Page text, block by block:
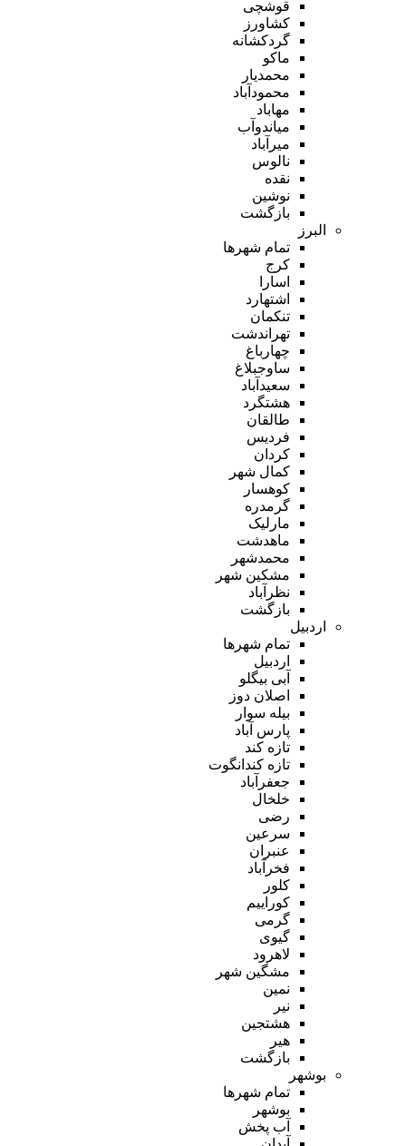
قوشچی
کشاورز
گردکشانه
ماکو
محمدیار
محمودآباد
مهاباد
میاندوآب
میرآباد
نالوس
نقده
نوشین
بازگشت
البرز
تمام شهر‌ها
کرج
اسارا
اشتهارد
تنکمان
تهراندشت
چهارباغ
ساوجبلاغ
سعیدآباد
هشتگرد
طالقان
فردیس
کردان
کمال شهر
کوهسار
گرمدره
مارلیک
ماهدشت
محمدشهر
مشکین شهر
نظرآباد
بازگشت
اردبیل
تمام شهر‌ها
اردبیل
آبی بیگلو
اصلان دوز
بیله سوار
پارس آباد
تازه کند
تازه کندانگوت
جعفرآباد
خلخال
رضی
سرعین
عنبران
فخرآباد
کلور
کوراییم
گرمی
گیوی
لاهرود
مشگین شهر
نمین
نیر
هشتجین
هیر
بازگشت
بوشهر
تمام شهر‌ها
بوشهر
آب پخش